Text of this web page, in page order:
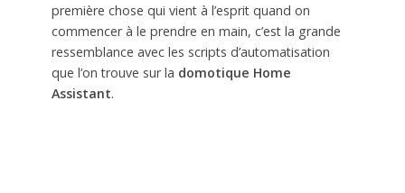
première chose qui vient à l’esprit quand on
commencer à le prendre en main, c’est la grande
ressemblance avec les scripts d’automatisation
que l’on trouve sur la domotique Home
Assistant.